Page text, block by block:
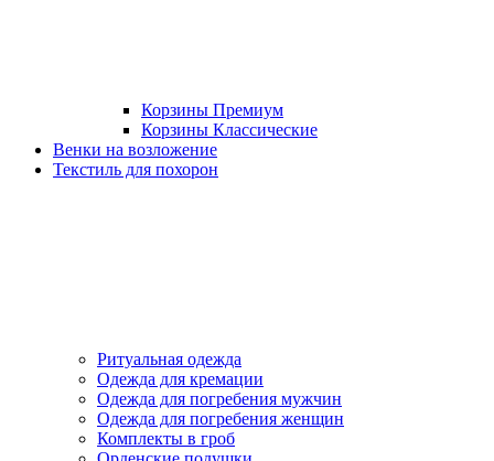
Корзины Премиум
Корзины Классические
Венки на возложение
Текстиль для похорон
Ритуальная одежда
Одежда для кремации
Одежда для погребения мужчин
Одежда для погребения женщин
Комплекты в гроб